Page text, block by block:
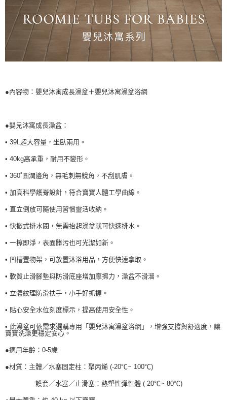
●內容物：嬰兒沐寓成長澡盆＋嬰兒沐寓澡盆浴網
●嬰兒沐寓成長澡盆：
• 39L超大容量，坐臥兩用。
• 40kg高承重，耐用不變形。
• 360˚圓潤邊角，無毛刺無銳角，不刮肌膚。
• 加高科學護脊設計，符合寶寶人體工學曲線。
• 直立倒放可隨使用習慣靈活收納。
• 快掀式排水閥，無需抬起澡盆就可快速排水。
• 一擦即淨，表面髒污也可光潔如新。
• 凹槽置物架，可放置沐浴用品，方便快速拿取。
• 軟質止滑腳墊與防滑底座增加摩擦力，澡盆不滑溜。
• 立體紋理防滑扶手，小手好抓握。
• 貼心安全水位刻度標示，提高使用安全性。
• 此澡盆可依需求選購專用「嬰兒沐寓澡盆浴網」，增強支撐與舒適度，讓
寶寶洗澡更穩定安心。
●適用年齡：0-5歲
●材質：主體／水塞固定柱：聚丙烯 (-20℃~ 100℃)
護套／水塞／止滑塞：熱塑性彈性體 (-20℃~ 80℃)